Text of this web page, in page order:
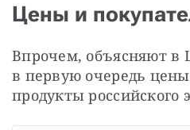
Цены и
Впрочем, объясняют в
в первую очередь
продукты российского